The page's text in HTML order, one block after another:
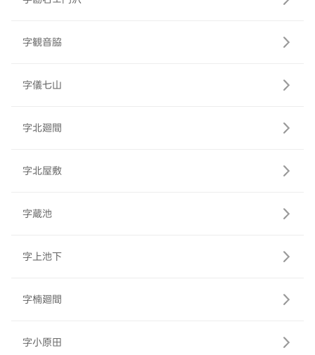
字観音脇
字儀七山
字北廻間
字北屋敷
字蔵池
字上池下
字楠廻間
字小原田